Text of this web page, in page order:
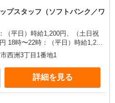
プスタッフ（ソフトバンク／ワ
（平日）時給1,200円、（土日祝
18時〜22時：（平日）時給1,250
）時給1,350円
西洲3丁目1番地1
詳細を見る